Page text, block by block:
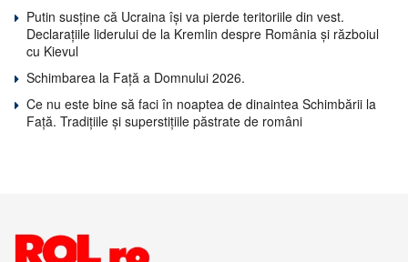
Putin susține că Ucraina își va pierde teritoriile din vest.
Declarațiile liderului de la Kremlin despre România și războiul
cu Kievul
Schimbarea la Față a Domnului 2026.
Ce nu este bine să faci în noaptea de dinaintea Schimbării la
Față. Tradițiile și superstițiile păstrate de români